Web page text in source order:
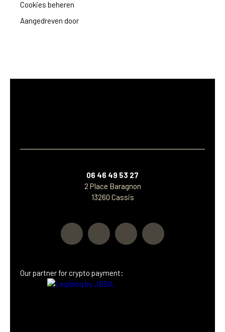
Cookies beheren
Aangedreven door
06 46 49 53 27
2 Place Baragnon
13260 Cassis
Our partner for crypto payment: